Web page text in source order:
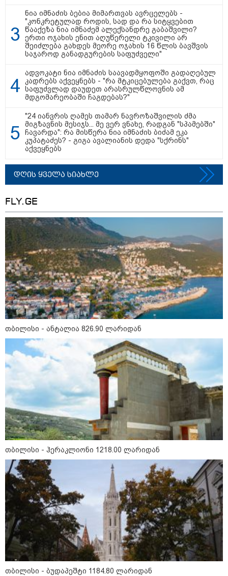
თბილისი - ანტალია 826.90
ლარიდან
თბილისი - ჰერაკლიონი 1218.00
ლარიდან
თბილისი - რომი 1316.70 ლარიდან
მნიშვნელოვანი ინფორმაცია
11:13 / 05-08-2026
Hisense წარმოგიდგენთ გზავნილს "ინოვაციები
უკეთესი ცხოვრებისათვის" FIFA-ს 2026 წლის
მსოფლიო ჩემპიონატზე™
ნია იმნაძის ბებია მიმართვას ავრცელებს -
"კონკრეტულად როდის, სად და რა სიტყვებით
წააქეზა ნია იმნაძემ ალექსანდრე გაბაშვილი?
ერთი ოჯახის ენით აღუწერელი ტკივილი არ
შეიძლება გახდეს მეორე ოჯახის 16 წლის ბავშვის
საჯაროდ განადგურების საფუძველი"
ადვოკატი ნია იმნაძის საავადმყოფოში გადაღებულ
კადრებს აქვეყნებს - "რა მტკიცებულება გაქვთ, რაც
საფუძვლად დაუდეთ არასრულწლოვნის ამ
მდგომარეობაში ჩაგდებას?"
"24 იანვრის ღამეს თამარ ნავროზაშვილის ძმა
მიგზავნის მესიჯს... მე ვერ ვნახე, რადგან "სპამებში"
ჩავარდა": რა მისწერა ნია იმნაძის ბიძამ ეკა
კუპატაძეს? - გიგა ავალიანის დედა "სქრინს"
აქვეყნებს
დღის ყველა სიახლე
FLY.GE
თბილისი - ანტალია 826.90 ლარიდან
თბილისი - ჰერაკლიონი 1218.00 ლარიდან
თბილისი - ბუდაპეშტი 1184.80 ლარიდან